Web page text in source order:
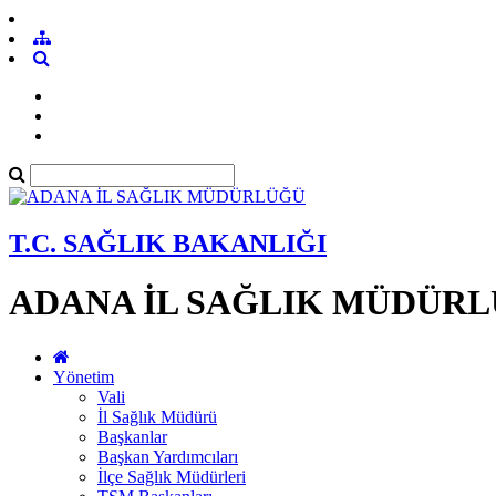
T.C. SAĞLIK BAKANLIĞI
ADANA İL SAĞLIK
Yönetim
Vali
İl Sağlık Müdürü
Başkanlar
Başkan Yardımcıları
İlçe Sağlık Müdürleri